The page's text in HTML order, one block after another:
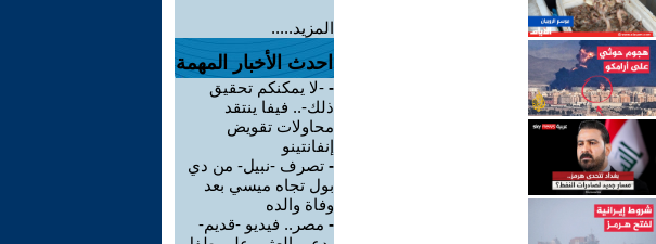
المزيد.....
احدث الأخبار المهمة
- -لا يمكنكم تحقيق
ذلك-.. فيفا ينتقد
محاولات تقويض
إنفانتينو
- تصرف -نبيل- من دي
بول تجاه ميسي بعد
وفاة والده
- مصر.. فيديو -قديم-